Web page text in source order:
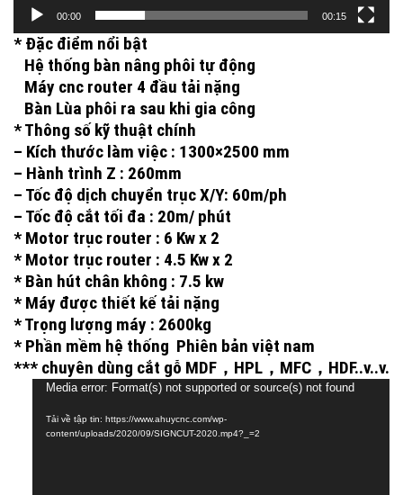
00:00 00:15
* Đặc điểm nổi bật
Hệ thống bàn nâng phôi tự động
Máy cnc router 4 đầu tải nặng
Bàn Lùa phôi ra sau khi gia công
* Thông số kỹ thuật chính
– Kích thước làm việc : 1300×2500 mm
– Hành trình Z : 260mm
– Tốc độ dịch chuyển trục X/Y: 60m/ph
– Tốc độ cắt tối đa : 20m/ phút
* Motor trục router : 6 Kw x 2
* Motor trục router : 4.5 Kw x 2
* Bàn hút chân không : 7.5 kw
* Máy được thiết kế tải nặng
* Trọng lượng máy : 2600kg
* Phần mềm hệ thống Phiên bản việt nam
*** chuyên dùng cắt gỗ MDF，HPL，MFC，HDF..v..v.
Trình
chơi
Video
Media error: Format(s) not supported or source(s) not found
Tải về tập tin: https://www.ahuycnc.com/wp-
content/uploads/2020/09/SIGNCUT-2020.mp4?_=2